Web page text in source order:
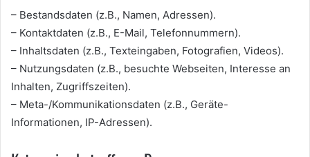
– Bestandsdaten (z.B., Namen, Adressen).
– Kontaktdaten (z.B., E-Mail, Telefonnummern).
– Inhaltsdaten (z.B., Texteingaben, Fotografien, Videos).
– Nutzungsdaten (z.B., besuchte Webseiten, Interesse an
Inhalten, Zugriffszeiten).
– Meta-/Kommunikationsdaten (z.B., Geräte-
Informationen, IP-Adressen).